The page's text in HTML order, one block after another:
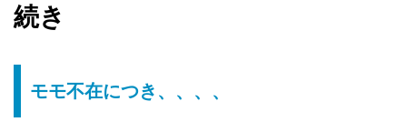
続き
モモ不在につき、、、、